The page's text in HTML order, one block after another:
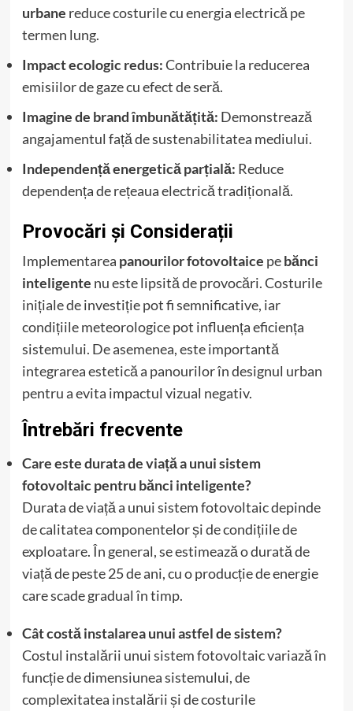
urbane reduce costurile cu energia electrică pe
termen lung.
Impact ecologic redus:Contribuie la reducerea
emisiilor de gaze cu efect de seră.
Imagine de brand îmbunătățită: Demonstrează
angajamentul față de sustenabilitatea mediului.
Independență energetică parțială: Reduce
dependența de rețeaua electrică tradițională.
Provocări și Considerații
Implementarea panourilor fotovoltaice pebănci
inteligente nu este lipsită de provocări. Costurile
inițiale de investiție pot fi semnificative, iar
condițiile meteorologice pot influența eficiența
sistemului. De asemenea, este importantă
integrarea estetică a panourilor în designul urban
pentru a evita impactul vizual negativ.
Întrebări frecvente
Care este durata de viață a unui sistem
fotovoltaic pentru bănci inteligente?
Durata de viață a unui sistem fotovoltaic depinde
de calitatea componentelor și de condițiile de
exploatare. În general, se estimează o durată de
viață de peste 25 de ani, cu o producție de energie
care scade gradual în timp.
Cât costă instalarea unui astfel de sistem?
Costul instalării unui sistem fotovoltaic variază în
funcție de dimensiunea sistemului, de
complexitatea instalării și de costurile